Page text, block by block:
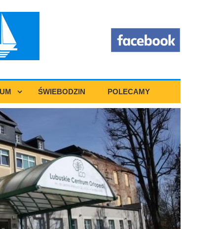
ŚWIEBODZIN POLECAMY